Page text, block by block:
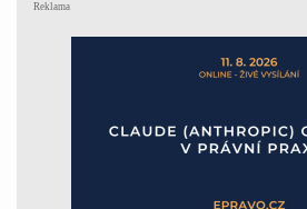
Reklama